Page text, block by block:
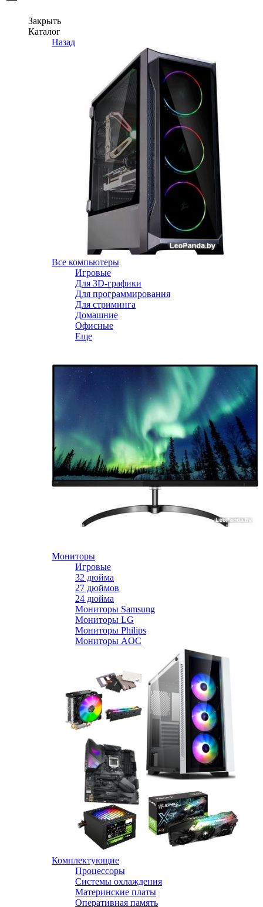
Закрыть
Каталог
Назад
Все компьютеры
Игровые
Для 3D-графики
Для программирования
Для стриминга
Домашние
Офисные
Еще
Мониторы
Игровые
32 дюйма
27 дюймов
24 дюйма
Мониторы Samsung
Мониторы LG
Мониторы Philips
Мониторы AOC
Комплектующие
Процессоры
Системы охлаждения
Материнские платы
Оперативная память